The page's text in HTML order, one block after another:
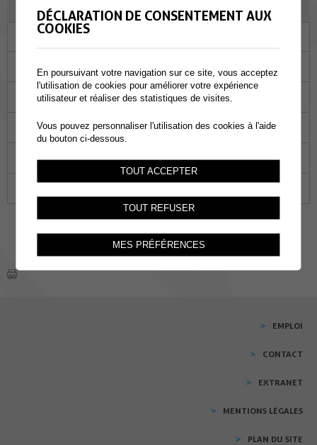
Ma
02 03
07 08 09 10
14 15 16 17 18
21 22 23 24 25
EMPLOI
CONTACT
EXTRANET
MENTIONS LÉGALES
PLAN DU SITE
DÉCLARATION DE CONSENTEMENT AUX
COOKIES
En poursuivant votre navigation sur ce site, vous acceptez
l'utilisation de cookies pour améliorer votre expérience
utilisateur et réaliser des statistiques de visites.
Vous pouvez personnaliser l'utilisation des cookies à l'aide
du bouton ci-dessous.
TOUT ACCEPTER
TOUT REFUSER
MES PRÉFÉRENCES